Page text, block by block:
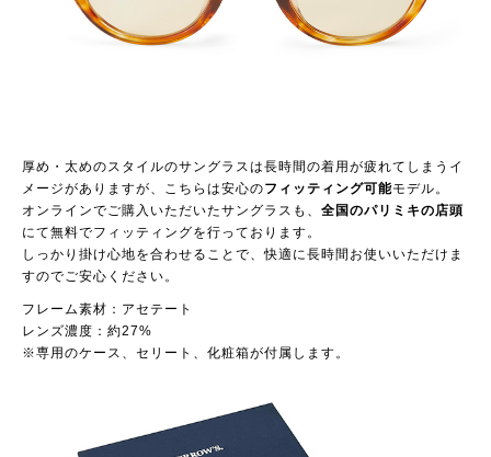
厚め・太めのスタイルのサングラスは長時間の着用が疲れてしまうイ
メージがありますが、こちらは安心のフィッティング可能モデル。
オンラインでご購入いただいたサングラスも、 全国のパリミキの店頭
にて無料でフィッティングを行っております。
しっかり掛け心地を合わせることで、快適に長時間お使いいただけま
すのでご安心ください。
フレーム素材：アセテート
レンズ濃度：約27%
※専用のケース、セリート、化粧箱が付属します。